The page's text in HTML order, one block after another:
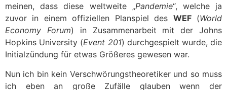
meinen, dass diese weltweite „Pandemie“, welche ja
zuvor in einem offiziellen Planspiel des WEF(World
Economy Forum) in Zusammenarbeit mit der Johns
Hopkins University (Event 201) durchgespielt wurde, die
Initialzündung für etwas Größeres gewesen war.
Nun ich bin kein Verschwörungstheoretiker und so muss
ich eben an große Zufälle glauben wenn der